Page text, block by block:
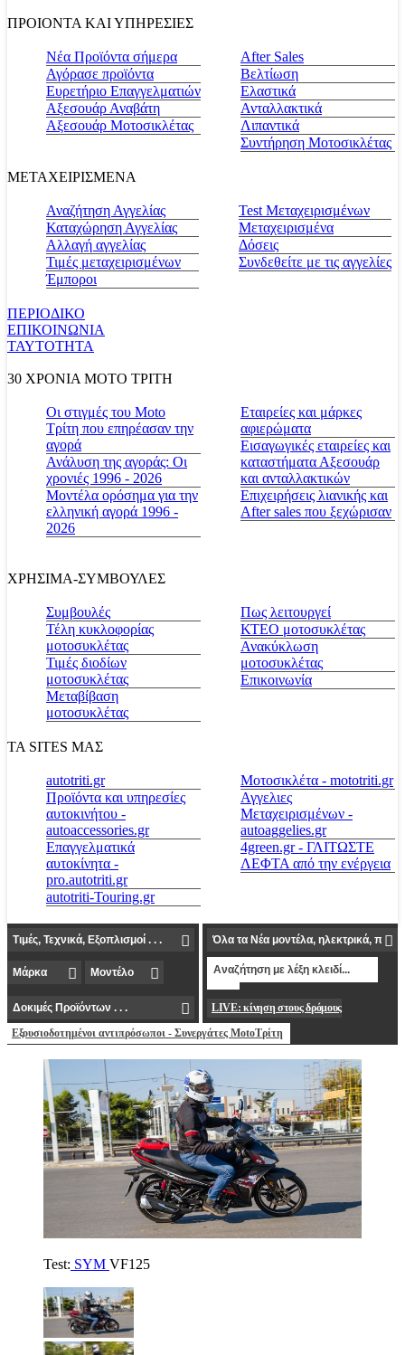
ΠΡΟΙΟΝΤΑ ΚΑΙ ΥΠΗΡΕΣΙΕΣ
Νέα Προϊόντα σήμερα
Αγόρασε προϊόντα
Ευρετήριο Επαγγελματιών
Αξεσουάρ Αναβάτη
Αξεσουάρ Μοτοσικλέτας
Αfter Sales
Βελτίωση
Ελαστικά
Ανταλλακτικά
Λιπαντικά
Συντήρηση Μοτοσικλέτας
ΜΕΤΑΧΕΙΡΙΣΜΕΝΑ
Αναζήτηση Αγγελίας
Καταχώρηση Αγγελίας
Αλλαγή αγγελίας
Τιμές μεταχειρισμένων
Έμποροι
Test Μεταχειρισμένων
Μεταχειρισμένα
Δόσεις
Συνδεθείτε με τις αγγελίες
ΠΕΡΙΟΔΙΚΟ
ΕΠΙΚΟΙΝΩΝΙΑ
ΤΑΥΤΟΤΗΤΑ
30 ΧΡΟΝΙΑ MOTO ΤΡΙΤΗ
Οι στιγμές του Moto
Τρίτη που επηρέασαν την
αγορά
Ανάλυση της αγοράς: Οι
χρονιές 1996 - 2026
Μοντέλα ορόσημα για την
ελληνική αγορά 1996 -
2026
Εταιρείες και μάρκες
αφιερώματα
Εισαγωγικές εταιρείες και
καταστήματα Αξεσουάρ
και ανταλλακτικών
Επιχειρήσεις λιανικής και
After sales που ξεχώρισαν
ΧΡΗΣΙΜΑ-ΣΥΜΒΟΥΛΕΣ
Συμβουλές
Τέλη κυκλοφορίας
μοτοσυκλέτας
Τιμές διοδίων
μοτοσυκλέτας
Μεταβίβαση
μοτοσυκλέτας
Πως λειτουργεί
ΚΤΕΟ μοτοσυκλέτας
Ανακύκλωση
μοτοσυκλέτας
Επικοινωνία
ΤΑ SITES ΜΑΣ
autotriti.gr
Προϊόντα και υπηρεσίες
αυτοκινήτου -
autoaccessories.gr
Επαγγελματικά
αυτοκίνητα -
pro.autotriti.gr
autotriti-Touring.gr
Μοτοσικλέτα - mototriti.gr
Αγγελιες
Μεταχειρισμένων -
autoaggelies.gr
4green.gr - ΓΛΙΤΩΣΤΕ
ΛΕΦΤΑ από την ενέργεια
LIVE: κίνηση στους δρόμους
Εξουσιοδοτημένοι αντιπρόσωποι - Συνεργάτες MotoΤρίτη
Test: SYM VF125